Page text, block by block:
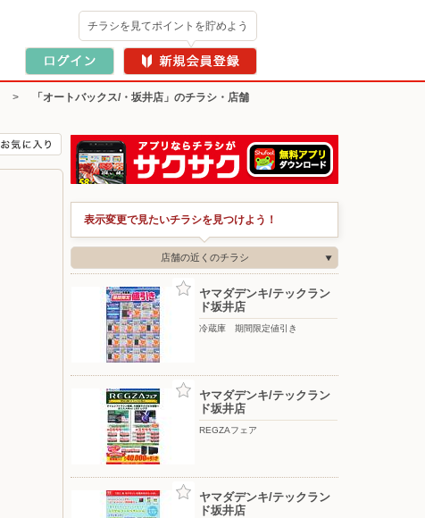
チラシを見てポイントを貯めよう
>
「オートバックス/・坂井店」のチラシ・店舗
表示変更で見たいチラシを見つけよう！
店舗の近くのチラシ
ヤマダデンキ/テックラン
ド坂井店
冷蔵庫 期間限定値引き
ヤマダデンキ/テックラン
ド坂井店
REGZAフェア
ヤマダデンキ/テックラン
ド坂井店